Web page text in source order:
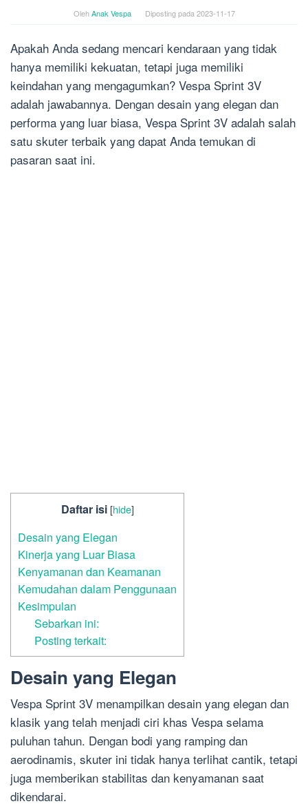
OlehAnak Vespa Diposting pada 2023-11-17
Apakah Anda sedang mencari kendaraan yang tidak
hanya memiliki kekuatan, tetapi juga memiliki
keindahan yang mengagumkan? Vespa Sprint 3V
adalah jawabannya. Dengan desain yang elegan dan
performa yang luar biasa, Vespa Sprint 3V adalah salah
satu skuter terbaik yang dapat Anda temukan di
pasaran saat ini.
Daftar isi [hide]
Desain yang Elegan
Kinerja yang Luar Biasa
Kenyamanan dan Keamanan
Kemudahan dalam Penggunaan
Kesimpulan
Sebarkan ini:
Posting terkait:
Desain yang Elegan
Vespa Sprint 3V menampilkan desain yang elegan dan
klasik yang telah menjadi ciri khas Vespa selama
puluhan tahun. Dengan bodi yang ramping dan
aerodinamis, skuter ini tidak hanya terlihat cantik, tetapi
juga memberikan stabilitas dan kenyamanan saat
dikendarai.